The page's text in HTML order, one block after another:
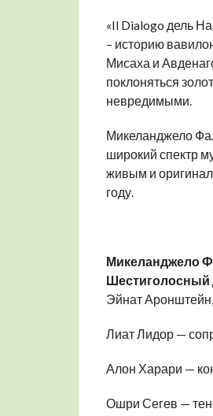
«Il Dialogo дель
– историю
Мисаха и
поклоняться
невредимыми.
Микеланджело
широкий спектр
живым и
году.
Микеланджело
Шестиголосный
Эйнат
Лиат Лидор —
Алон Харари —
Ошри Сегев —